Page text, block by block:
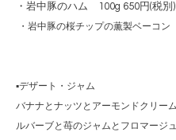
・岩中豚のハム 100g 650円(税別)
・岩中豚の桜チップの薫製ベーコ
▪️デザート・ジャム
バナナとナッツとアーモンドクリー
ルバーブと苺のジャムとフロマージ